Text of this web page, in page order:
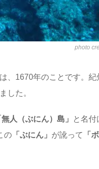
photo
、1670年のことです。
した。
無人（ぶにん）島」
と名
の 「ぶにん」 が訛って 「